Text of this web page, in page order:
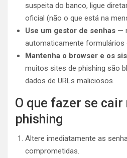
suspeita do banco, ligue
oficial (não o que está na
Use um gestor de senhas —
automaticamente formulários
Mantenha o browser e os
muitos sites de phishing são
dados de URLs maliciosos.
O que fazer se cair
phishing
Altere imediatamente as
comprometidas.